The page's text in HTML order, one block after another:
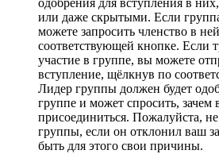
одобрения для вступления в
или даже скрытыми. Если
можете запросить членство в
соответствующей кнопке. Если
участие в группе, вы можете
вступление, щёлкнув по
Лидер группы должен будет
группе и может спросить, зачем
присоединиться. Пожалуйста,
группы, если он отклонил ваш
быть для этого свои причины.